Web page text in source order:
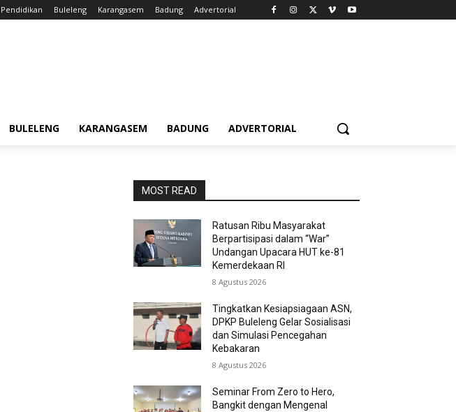
Pendidikan Buleleng Karangasem Badung Advertorial
BULELENG KARANGASEM BADUNG ADVERTORIAL
MOST READ
Ratusan Ribu Masyarakat
Berpartisipasi dalam “War”
Undangan Upacara HUT ke-81
Kemerdekaan RI
8 Agustus 2026
Tingkatkan Kesiapsiagaan ASN,
DPKP Buleleng Gelar Sosialisasi
dan Simulasi Pencegahan
Kebakaran
8 Agustus 2026
Seminar From Zero to Hero,
Bangkit dengan Mengenal